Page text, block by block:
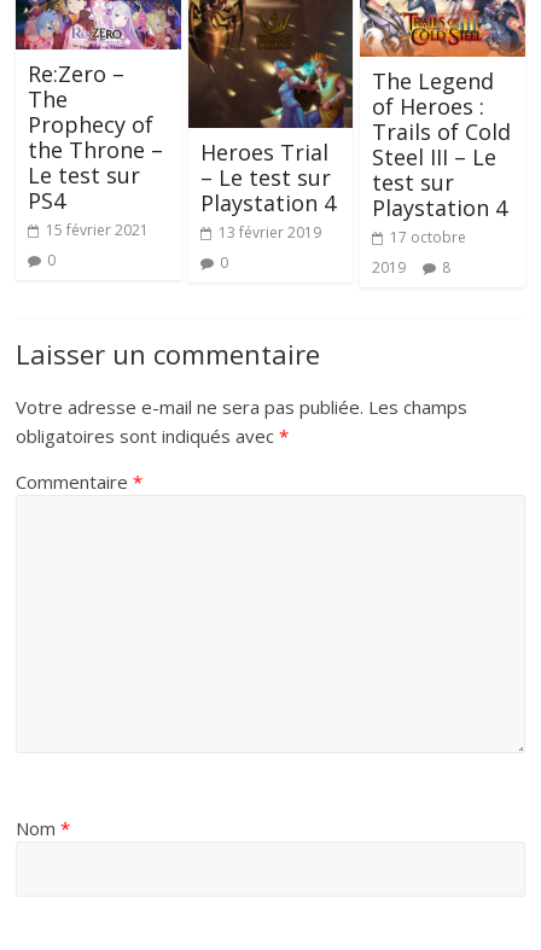
Re:Zero –
The
Prophecy of
the Throne –
Le test sur
PS4
15 février 2021
0
Heroes Trial
– Le test sur
Playstation 4
13 février 2019
0
The Legend
of Heroes :
Trails of Cold
Steel III – Le
test sur
Playstation 4
17 octobre
2019
8
Laisser un commentaire
Votre adresse e-mail ne sera pas publiée. Les champs
obligatoires sont indiqués avec*
Commentaire*
Nom*